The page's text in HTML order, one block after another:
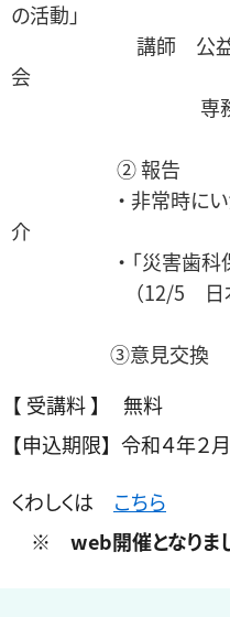
の活動」
講師 公益社団
会
専務理事
② 報告
・ 非常時にいかす
介
・ 「災害歯科保健
（12/5 日本歯科
③意見交換
【 受講料 】 無料
【申込期限】 令和４年２
くわしくは こちら
※ web開催となりま